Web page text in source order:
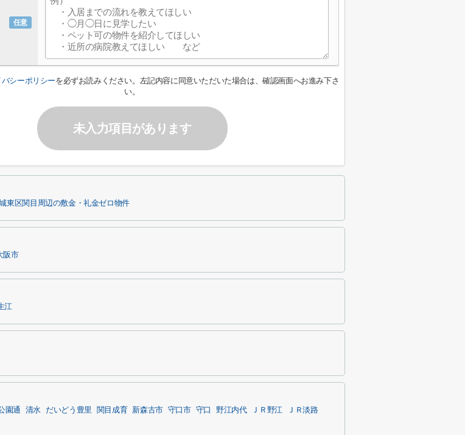
任意
シーポリシーを必ずお読みください。左記内容に同意いただいた場合は、確認画面へお進み下さ
い。
未入力項目があります
東区関目周辺の敷金・礼金ゼロ物件
阪市
江
園通 清水 だいどう豊里 関目成育 新森古市 守口市 守口 野江内代 ＪＲ野江
ＪＲ淡路